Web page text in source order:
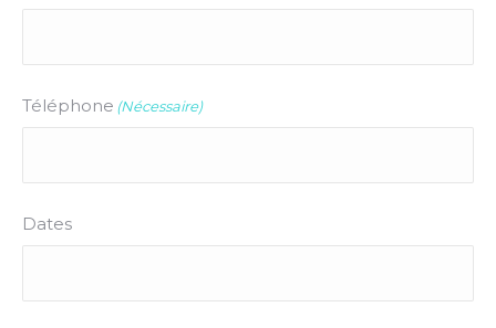
Téléphone (Nécessaire)
Dates